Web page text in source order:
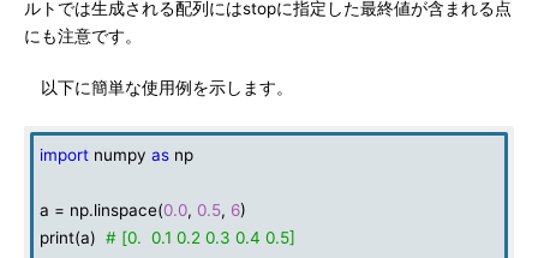
ルトでは生成される配列にはstopに指定した最終値が含まれる点
にも注意です。
以下に簡単な使用例を示します。
import numpy as np
a = np.linspace(0.0, 0.5, 6)
print(a) # [0. 0.1 0.2 0.3 0.4 0.5]